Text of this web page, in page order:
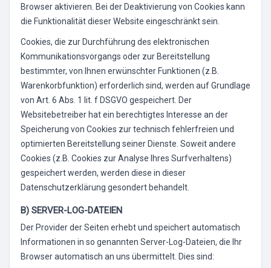
Browser aktivieren. Bei der Deaktivierung von Cookies kann
die Funktionalität dieser Website eingeschränkt sein.
Cookies, die zur Durchführung des elektronischen
Kommunikationsvorgangs oder zur Bereitstellung
bestimmter, von Ihnen erwünschter Funktionen (z.B.
Warenkorbfunktion) erforderlich sind, werden auf Grundlage
von Art. 6 Abs. 1 lit. f DSGVO gespeichert. Der
Websitebetreiber hat ein berechtigtes Interesse an der
Speicherung von Cookies zur technisch fehlerfreien und
optimierten Bereitstellung seiner Dienste. Soweit andere
Cookies (z.B. Cookies zur Analyse Ihres Surfverhaltens)
gespeichert werden, werden diese in dieser
Datenschutzerklärung gesondert behandelt.
B) SERVER-LOG-DATEIEN
Der Provider der Seiten erhebt und speichert automatisch
Informationen in so genannten Server-Log-Dateien, die Ihr
Browser automatisch an uns übermittelt. Dies sind: